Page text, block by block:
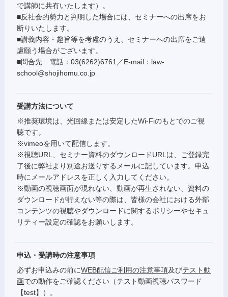
で講師に共有いたします）。
■反社会的勢力と判明した場合には、セミナーへの出席をお
断りいたします。
■講義内容・趣旨等を考慮のうえ、セミナーへの出席をご遠
慮願う場合がございます。
■問合先 電話：03(6262)6761／E-mail：law-
school@shojihomu.co.jp
受講方法について
※推奨環境は、光回線または安定したWi-Fiのもとでのご視
聴です。
※vimeoを用いて配信します。
※視聴URL、セミナー資料のダウンロードURLは、ご登録完
了後に弊社より別途お送りするメールに記しています。申込
時にメールアドレスを正しく入力してください。
※動画の視聴画面が現れない、動画が再生されない、資料の
ダウンロードが行えない等の際は、皆様の会社における外部
コンテンツの視聴やダウンロードに関するポリシーやセキュ
リティー設定の確認をお願いします。
申込・受講時の注意事項
必ずお申込みの前にWEB配信ご利用の注意事項及びテスト動
画での動作をご確認ください（テスト動画視聴パスワード
【test】）。